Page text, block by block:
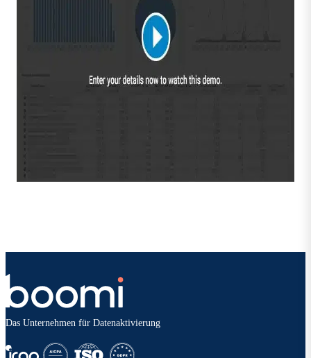
Das Unternehmen für Datenaktivierung